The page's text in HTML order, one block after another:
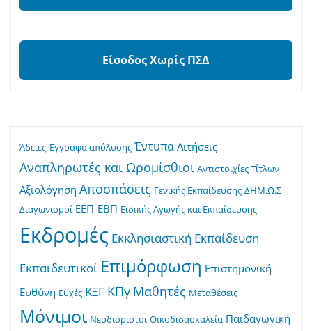
Είσοδος Χωρίς ΠΣΔ
Άδειες Έγγραφα απόλυσης Έντυπα Αιτήσεις
Αναπληρωτές και Ωρομίσθιοι Αντιστοιχίες Τίτλων
Αξιολόγηση Αποσπάσεις Γενικής Εκπαίδευσης ΔΗΜ.Ω.Σ
Διαγωνισμοί ΕΕΠ-ΕΒΠ Ειδικής Αγωγής και Εκπαίδευσης
Εκδρομές Εκκλησιαστική Εκπαίδευση
Εκπαιδευτικοί Επιμόρφωση Επιστημονική
Ευθύνη Ευχές ΚΞΓ ΚΠγ Μαθητές Μεταθέσεις
Μόνιμοι Νεοδιόριστοι Οικοδιδασκαλεία Παιδαγωγική